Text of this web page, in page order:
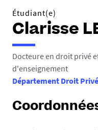
Étudiant(e)
Clarisse
Docteure en droit privé
d'enseignement
Département Droit